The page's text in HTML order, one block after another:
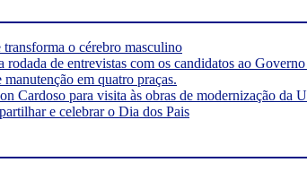
o cérebro masculino
de entrevistas com os candidatos ao
em quatro praças.
Cardoso para visita às obras de modernização da
e celebrar o Dia dos Pais